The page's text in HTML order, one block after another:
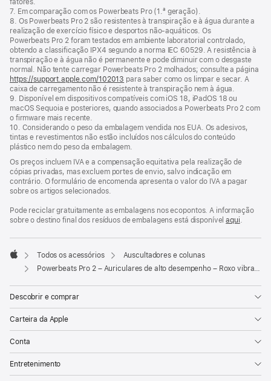
7. Em comparação com os Powerbeats Pro (1.ª geração).
8. Os Powerbeats Pro 2 são resistentes à transpiração e à água durante a
realização de exercício físico e desportos não‑aquáticos. Os
Powerbeats Pro 2 foram testados em ambiente laboratorial controlado,
obtendo a classificação IPX4 segundo a norma IEC 60529. A resistência à
transpiração e à água não é permanente e pode diminuir com o desgaste
normal. Não tente carregar Powerbeats Pro 2 molhados; consulte a página
https://support.apple.com/102013 para saber como os limpar e secar. A
caixa de carregamento não é resistente à transpiração nem à água.
9. Disponível em dispositivos compatíveis com iOS 18, iPadOS 18 ou
macOS Sequoia e posteriores, quando associados a Powerbeats Pro 2 com
o firmware mais recente.
10. Considerando o peso da embalagem vendida nos EUA. Os adesivos,
tintas e revestimentos não estão incluídos nos cálculos do conteúdo
plástico nem do peso da embalagem.
Os preços incluem IVA e a compensação equitativa pela realização de
cópias privadas, mas excluem portes de envio, salvo indicação em
contrário. O formulário de encomenda apresenta o valor do IVA a pagar
sobre os artigos selecionados.
Pode reciclar gratuitamente as embalagens nos ecopontos. A informação
sobre o destino final dos resíduos de embalagens está disponívelaqui.
Apple
Todos os acessórios
Auscultadores e colunas
Powerbeats Pro 2 – Auriculares de alto desempenho – Roxo vibrante
Descobrir e comprar
Carteira da Apple
Conta
Entretenimento